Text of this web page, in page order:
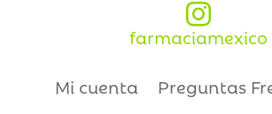

farmaciamexico
Mi cuenta Preguntas